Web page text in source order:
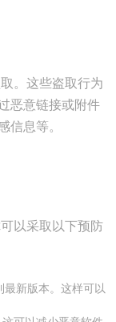
。这些盗取行为
恶意链接或附件
信息等。
以采取以下预防
新版本。这样可以